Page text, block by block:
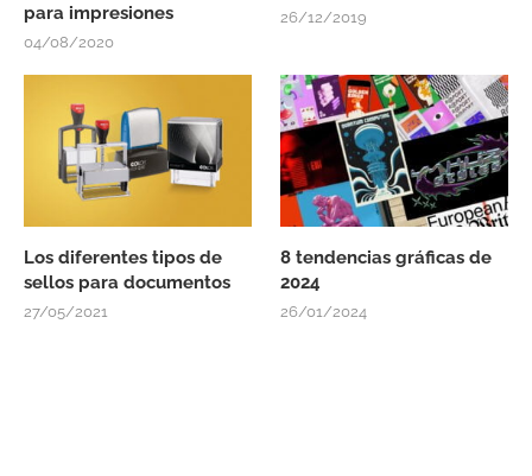
para impresiones
04/08/2020
26/12/2019
Los diferentes tipos de
sellos para documentos
27/05/2021
8 tendencias gráficas de
2024
26/01/2024